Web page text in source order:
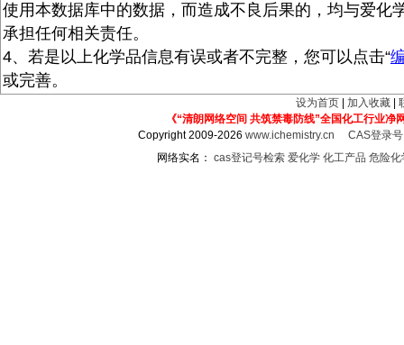
使用本数据库中的数据，而造成不良后果的，均与爱化
承担任何相关责任。
4、若是以上化学品信息有误或者不完整，您可以点击“
或完善。
设为首页 加入收藏
《“清朗网络空间 共筑禁毒防线”全国化工行业净
Copyright 2009-2026www.ichemistry.cn
CAS登录
网络实名： cas登记号检索 爱化学 化工产品 危险化